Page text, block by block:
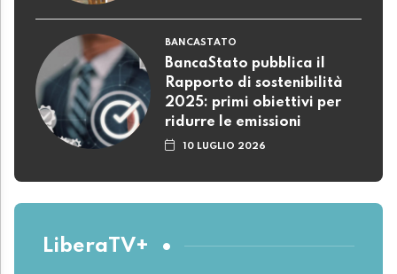
BANCASTATO
BancaStato pubblica il
Rapporto di sostenibilità
2025: primi obiettivi per
ridurre le emissioni
10 LUGLIO 2026
LiberaTV+